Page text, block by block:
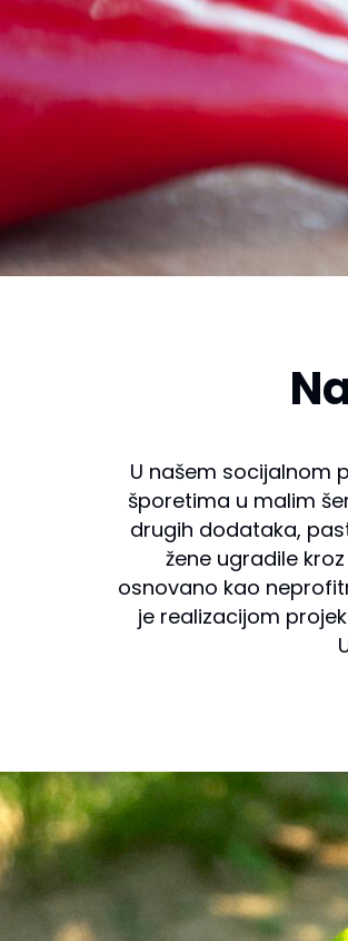
U našem socijalnom
šporetima u malim
drugih dodataka,
žene ugradile kroz
osnovano kao
je realizacijom